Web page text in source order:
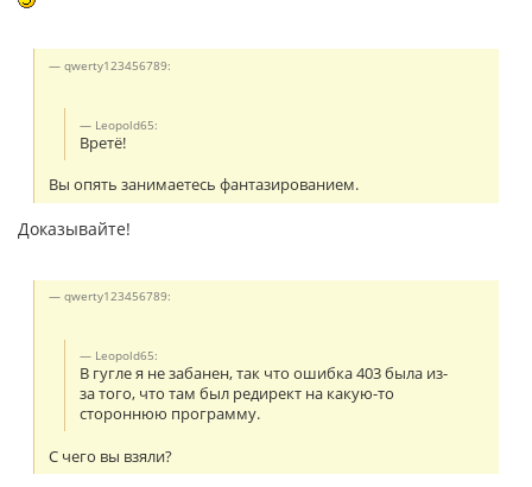
qwerty123456789:
Leopold65:
Вретё!
Вы опять занимаетесь фантазированием.
Доказывайте!
qwerty123456789:
Leopold65:
В гугле я не забанен, так что ошибка 403 была из-
за того, что там был редирект на какую-то
стороннюю программу.
С чего вы взяли?